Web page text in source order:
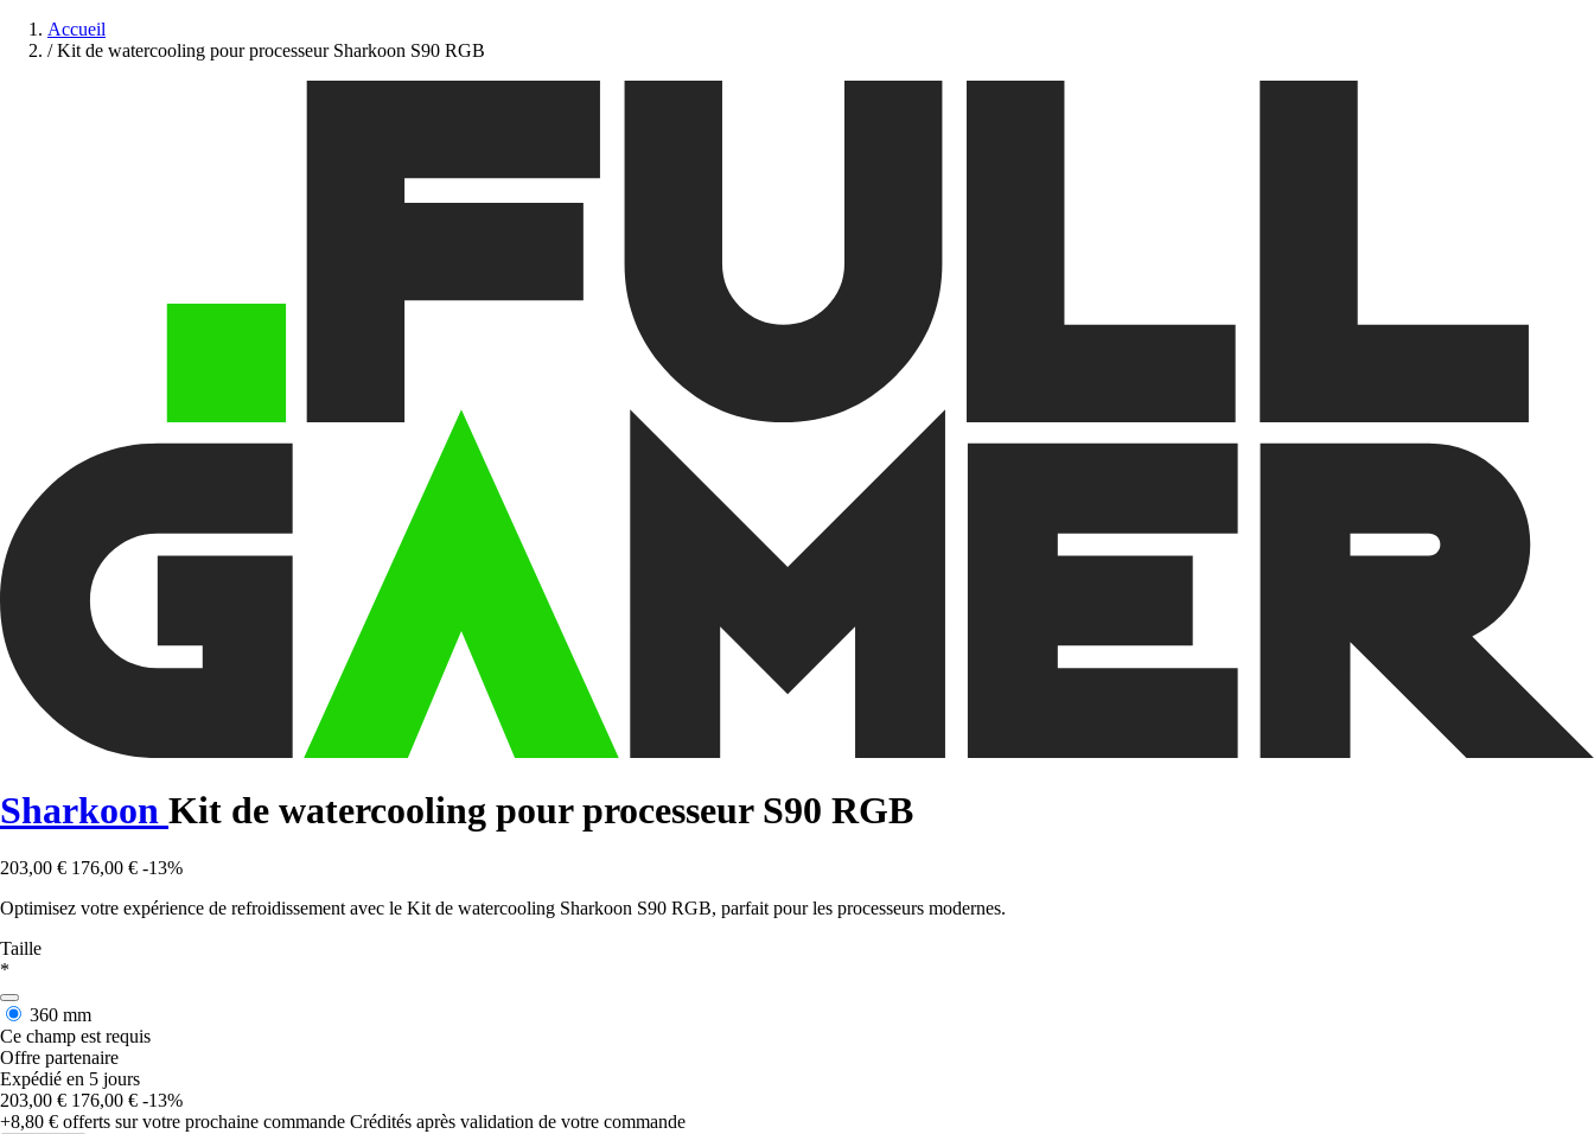
Accueil
/ Kit de watercooling pour processeur Sharkoon S90 RGB
Sharkoon Kit de watercooling pour processeur S90 RGB
203,00 € 176,00 € -13%
Optimisez votre expérience de refroidissement avec le Kit de watercooling Sharkoon S90 RGB, parfait pour les processeurs modernes.
Taille
*
360 mm
Ce champ est requis
Offre partenaire
Expédié en 5 jours
203,00 € 176,00 € -13%
+8,80 € offerts sur votre prochaine commande Crédités après validation de votre commande